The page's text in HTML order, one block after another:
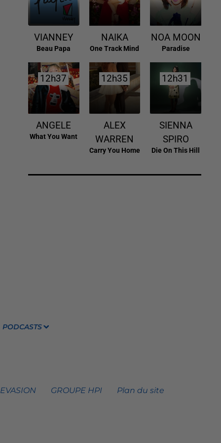
VIANNEY
Beau Papa
NAIKA
One Track Mind
NOA MOON
Paradise
12h37
12h37
ANGELE
What You Want
12h35
12h35
ALEX
WARREN
Carry You Home
12h31
12h31
SIENNA
SPIRO
Die On This Hill
PODCASTS
GROUPE HPI Plan du site